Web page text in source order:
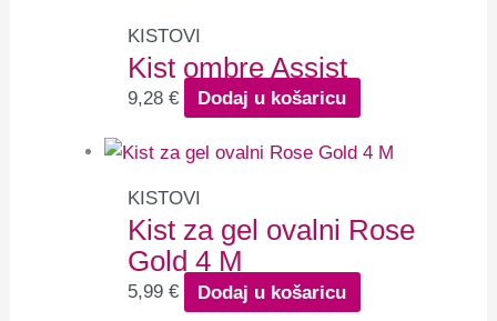
KISTOVI
Kist ombre Assist
9,28 € Dodaj u košaricu
KISTOVI
Kist za gel ovalni Rose
Gold 4 M
5,99 € Dodaj u košaricu